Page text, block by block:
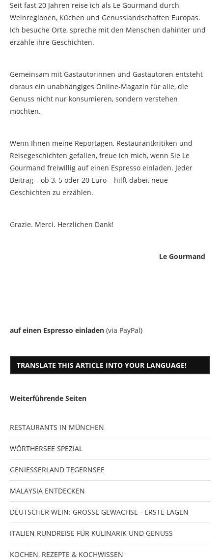
Seit fast 20 Jahren reise ich als Le Gourmand durch
Weinregionen, Küchen und Genusslandschaften Europas.
Ich besuche Orte, spreche mit den Menschen dahinter und
erzähle ihre Geschichten.
Gemeinsam mit Gastautorinnen und Gastautoren entsteht
daraus ein unabhängiges Online-Magazin für alle, die
Genuss nicht nur konsumieren, sondern verstehen
möchten.
Wenn Ihnen meine Reportagen, Restaurantkritiken und
Reisegeschichten gefallen, freue ich mich, wenn Sie Le
Gourmand freiwillig auf einen Espresso einladen. Jeder
Beitrag – ob 3, 5 oder 20 Euro – hilft dabei, neue
Geschichten zu erzählen.
Grazie. Merci. Herzlichen Dank!
Le Gourmand
auf einen Espresso einladen (via PayPal)
TRANSLATE THIS ARTICLE INTO YOUR LANGUAGE!
Weiterführende Seiten
RESTAURANTS IN MÜNCHEN
WÖRTHERSEE SPEZIAL
GENIESSERLAND TEGERNSEE
MALAYSIA ENTDECKEN
DEUTSCHER WEIN: GROSSE GEWÄCHSE - ERSTE LAGEN
ITALIEN RUNDREISE FÜR KULINARIK UND GENUSS
KOCHEN, REZEPTE & KOCHWISSEN